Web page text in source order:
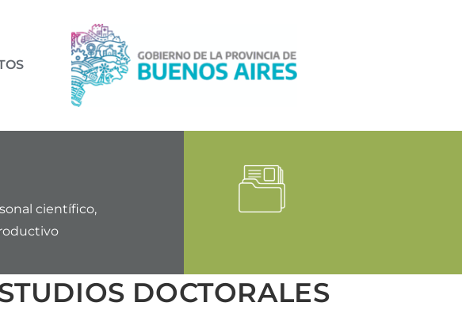
científico,
DOCTORALES